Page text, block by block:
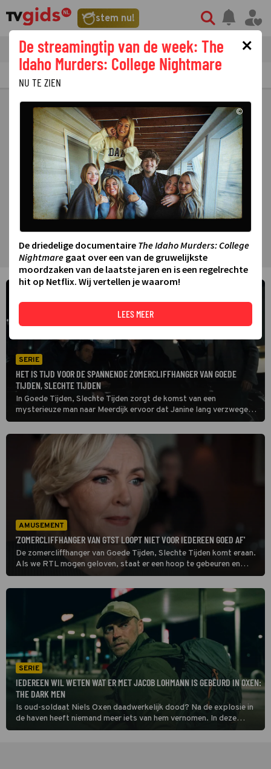
stem nu!
tvgids streaming nieuws
PRIMETIME GEMIST
SERIE
HET IS TIJD VOOR DE SPANNENDE ZOMERCLIFFHANGER VAN GOEDE
TIJDEN, SLECHTE TIJDEN
In Goede Tijden, Slechte Tijden zorgt de komst van een
mysterieuze man naar Meerdijk ervoor dat Janine lang verzwegen
geheimen onder ogen moet komen, terwijl Bruno in een dronken bui
verhaal gaat halen bij Bing omdat hij zo verbolgen is dat Nina hem
heeft gedumpt.
AMUSEMENT
'ZOMERCLIFFHANGER VAN GTST LOOPT NIET VOOR IEDEREEN GOED AF'
De zomercliffhanger van Goede Tijden, Slechte Tijden komt eraan.
Als we RTL mogen geloven, staat er een hoop te gebeuren en
belooft de seizoensfinale spannend te worden. Volgens
GTSTCourant loopt de cliffhanger niet voor iedereen goed af en
komt er zelfs een personage te overlijden.
SERIE
IEDEREEN WIL WETEN WAT ER MET JACOB LOHMANN IS GEBEURD IN OXEN:
THE DARK MEN
Is oud-soldaat Niels Oxen daadwerkelijk dood? Na de explosie in
de haven heeft niemand meer iets van hem vernomen. In deze
laatste aflevering van Oxen: The Dark Men ontvangt
×
De streamingtip van de week: The
Idaho Murders: College Nightmare
NU TE ZIEN
©
De driedelige documentaire The Idaho Murders: College
Nightmare gaat over een van de gruwelijkste
moordzaken van de laatste jaren en is een regelrechte
hit op Netflix. Wij vertellen je waarom!
LEES MEER